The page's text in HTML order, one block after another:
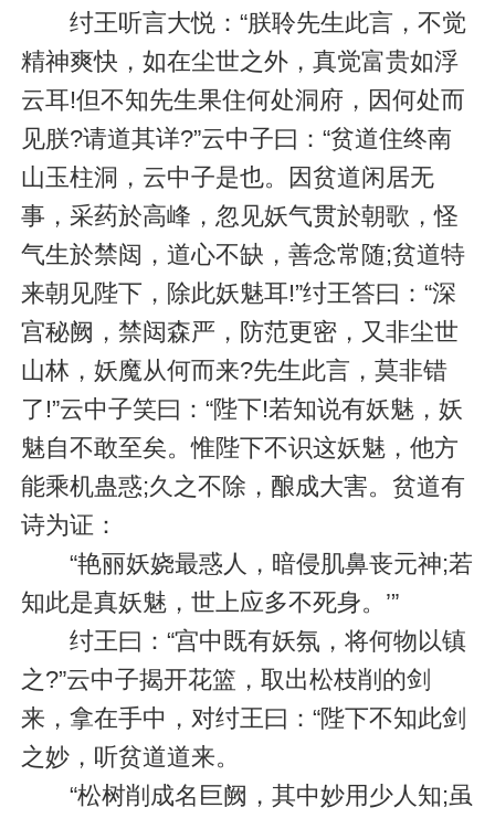
纣王听言大悦：“朕聆先生此言，不觉
精神爽快，如在尘世之外，真觉富贵如浮
云耳!但不知先生果住何处洞府，因何处而
见朕?请道其详?”云中子曰：“贫道住终南
山玉柱洞，云中子是也。因贫道闲居无
事，采药於高峰，忽见妖气贯於朝歌，怪
气生於禁闼，道心不缺，善念常随;贫道特
来朝见陛下，除此妖魅耳!”纣王答曰：“深
宫秘阙，禁闼森严，防范更密，又非尘世
山林，妖魔从何而来?先生此言，莫非错
了!”云中子笑曰：“陛下!若知说有妖魅，妖
魅自不敢至矣。惟陛下不识这妖魅，他方
能乘机蛊惑;久之不除，酿成大害。贫道有
诗为证：
“艳丽妖娆最惑人，暗侵肌鼻丧元神;若
知此是真妖魅，世上应多不死身。’”
纣王曰：“宫中既有妖氛，将何物以镇
之?”云中子揭开花篮，取出松枝削的剑
来，拿在手中，对纣王曰：“陛下不知此剑
之妙，听贫道道来。
“松树削成名巨阙，其中妙用少人知;虽